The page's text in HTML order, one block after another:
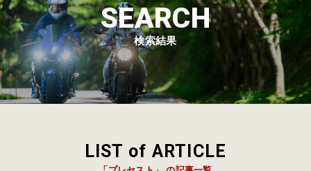
SEARCH
検索結果
LIST of ARTICLE